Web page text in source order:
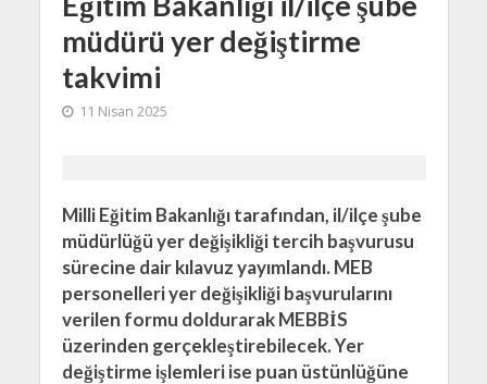
müdürü yer değiştirme
takvimi
11 Nisan 2025
Milli Eğitim Bakanlığı tarafından, il/ilçe şube
müdürlüğü yer değişikliği tercih başvurusu
sürecine dair kılavuz yayımlandı. MEB
personelleri yer değişikliği başvurularını
verilen formu doldurarak MEBBİS
üzerinden gerçekleştirebilecek. Yer
değiştirme işlemleri ise puan üstünlüğüne